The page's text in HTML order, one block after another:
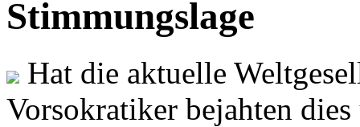
Stimmungslage
Hat die aktuelle
Vorsokratiker bejahten